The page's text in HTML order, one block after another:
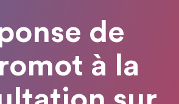
de
à la